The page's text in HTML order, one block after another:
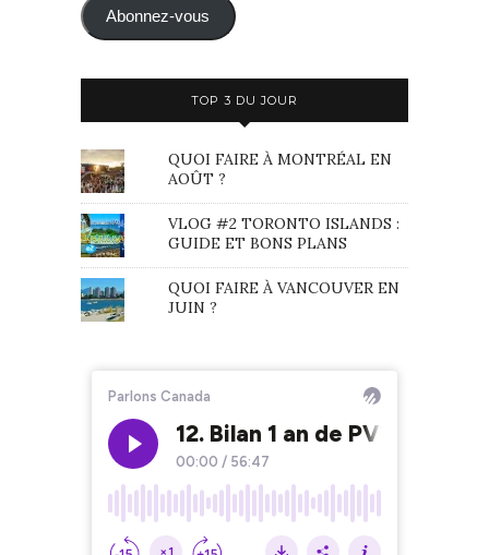
mail Abonnez-vous
TOP 3 DU JOUR
QUOI FAIRE À MONTRÉAL EN
AOÛT ?
VLOG #2 TORONTO ISLANDS :
GUIDE ET BONS PLANS
QUOI FAIRE À VANCOUVER EN
JUIN ?